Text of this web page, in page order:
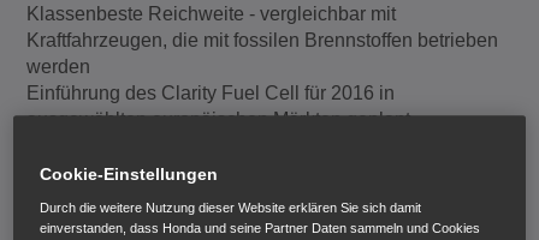
Klassenbeste Reichweite - vergleichbar mit
Kraftfahrzeugen, die mit fossilen Brennstoffen betrieben
werden
Einführung des Clarity Fuel Cell für 2016 in
ausgewählten europäischen Märkten geplant
Brennstoffzellentechnologie, hat mit dem Clarity Fuel
Cell sein Brennstoffzellen-Elektrofahrzeug der nächsten
Generation auf der 44. Tokyo Motor Show 2015
Cookie-Einstellungen
Durch die weitere Nutzung dieser Website erklären Sie sich damit
einverstanden, dass Honda und seine Partner Daten sammeln und Cookies